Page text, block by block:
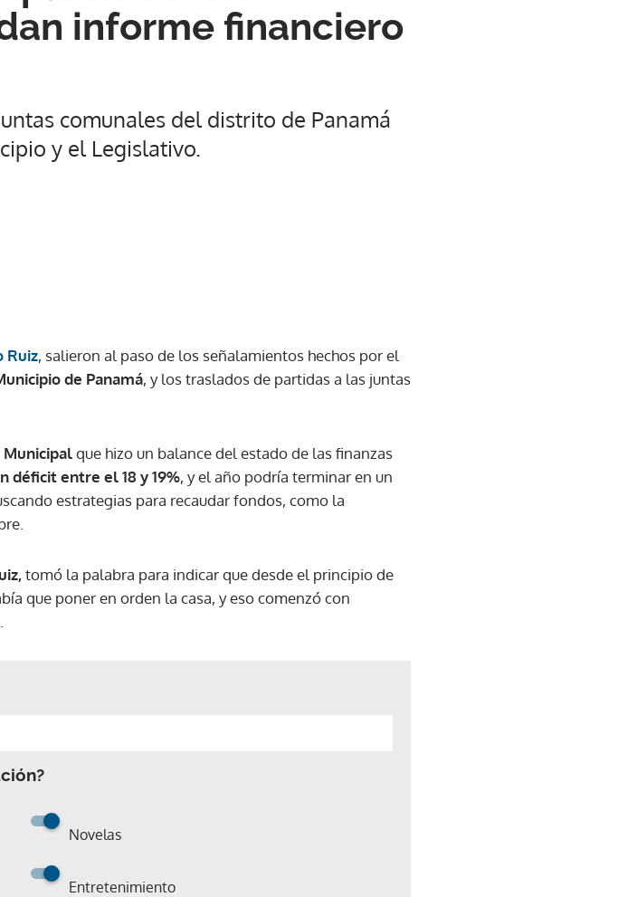
informe financiero
comunales del distrito de Panamá
y el Legislativo.
Ruiz, salieron al paso de los señalamientos hechos por el
de Panamá, y los traslados de partidas a las juntas
que hizo un balance del estado de las finanzas
déficit entre el 18 y 19%, y el año podría terminar en un
estrategias para recaudar fondos, como la
tomó la palabra para indicar que desde el principio de
que poner en orden la casa, y eso comenzó con
Novelas
Entretenimiento